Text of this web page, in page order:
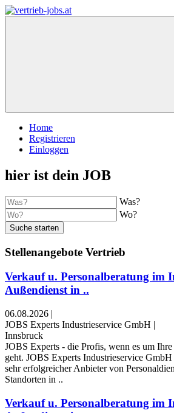
Home
Registrieren
Einloggen
hier ist dein JOB
Was?
Wo?
Suche starten
Stellenangebote Vertrieb
Verkauf u. Personalberatung im
Außendienst in ..
06.08.2026 |
JOBS Experts Industrieservice GmbH |
Innsbruck
JOBS Experts - die Profis, wenn es um
geht. JOBS Experts Industrieservice
sehr erfolgreicher Anbieter von
Standorten in ..
Verkauf u. Personalberatung im